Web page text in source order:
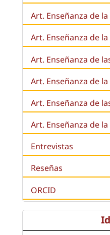
Art. Enseñanza de
Art. Enseñanza de la
Art. Enseñanza de
Art. Enseñanza de la
Art. Enseñanza de
Art. Enseñanza de
Entrevistas
Reseñas
ORCID